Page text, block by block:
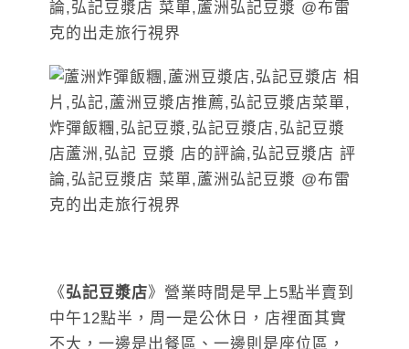
《弘記豆漿店》營業時間是早上5點半賣到
中午12點半，周一是公休日，店裡面其實
不大，一邊是出餐區、一邊則是座位區，